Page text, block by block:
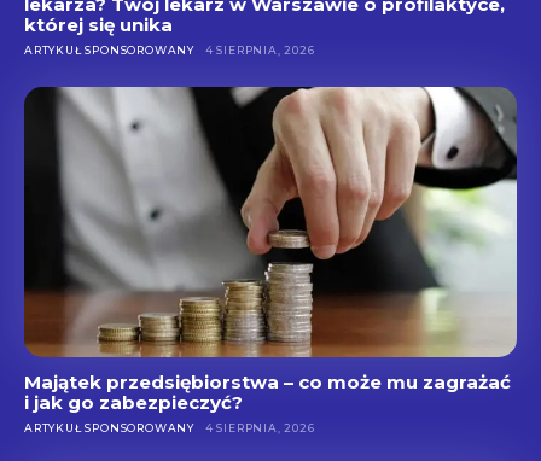
której się unika
ARTYKUŁ SPONSOROWANY 4 SIERPNIA, 2026
Majątek przedsiębiorstwa – co może mu zagrażać
i jak go zabezpieczyć?
ARTYKUŁ SPONSOROWANY 4 SIERPNIA, 2026